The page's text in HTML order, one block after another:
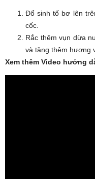
Đổ sinh tố bơ lên
cốc.
Rắc thêm vụn dừa
và tăng thêm hương
Xem thêm Video hướng